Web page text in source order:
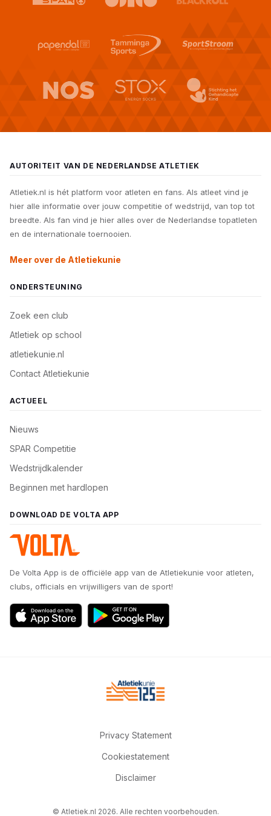
AUTORITEIT VAN DE NEDERLANDSE ATLETIEK
Atletiek.nl is hét platform voor atleten en fans. Als atleet vind je
hier alle informatie over jouw competitie of wedstrijd, van top tot
breedte. Als fan vind je hier alles over de Nederlandse topatleten
en de internationale toernooien.
Meer over de Atletiekunie
ONDERSTEUNING
Zoek een club
Atletiek op school
atletiekunie.nl
Contact Atletiekunie
ACTUEEL
Nieuws
SPAR Competitie
Wedstrijdkalender
Beginnen met hardlopen
DOWNLOAD DE VOLTA APP
De Volta App is de officiële app van de Atletiekunie voor atleten,
clubs, officials en vrijwilligers van de sport!
Privacy Statement
Cookiestatement
Disclaimer
© Atletiek.nl 2026. Alle rechten voorbehouden.